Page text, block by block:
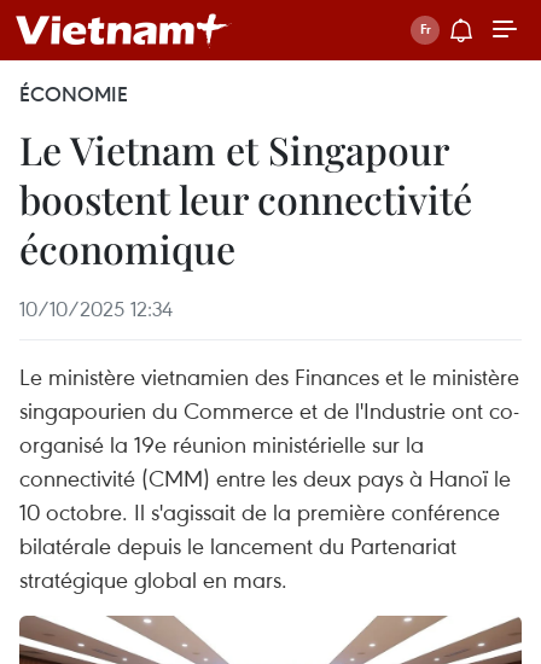
ÉCONOMIE
Le Vietnam et Singapour
boostent leur connectivité
économique
10/10/2025 12:34
Le ministère vietnamien des Finances et le ministère
singapourien du Commerce et de l'Industrie ont co-
organisé la 19e réunion ministérielle sur la
connectivité (CMM) entre les deux pays à Hanoï le
10 octobre. Il s'agissait de la première conférence
bilatérale depuis le lancement du Partenariat
stratégique global en mars.